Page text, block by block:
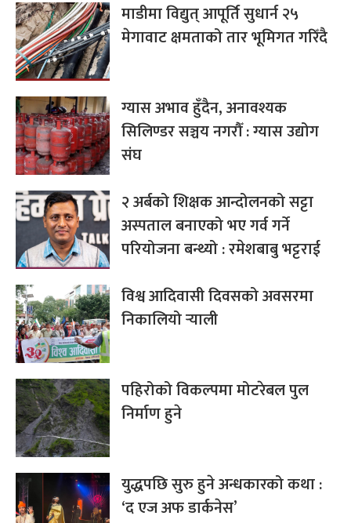
माडीमा विद्युत् आपूर्ति सुधार्न २५
मेगावाट क्षमताको तार भूमिगत गरिँदै
ग्यास अभाव हुँदैन, अनावश्यक
सिलिण्डर सञ्चय नगरौँ : ग्यास उद्योग
संघ
२ अर्बको शिक्षक आन्दोलनको सट्टा
अस्पताल बनाएको भए गर्व गर्ने
परियोजना बन्थ्यो : रमेशबाबु भट्टराई
विश्व आदिवासी दिवसको अवसरमा
निकालियो र्‍याली
पहिरोको विकल्पमा मोटरेबल पुल
निर्माण हुने
युद्धपछि सुरु हुने अन्धकारको कथा :
‘द एज अफ डार्कनेस’